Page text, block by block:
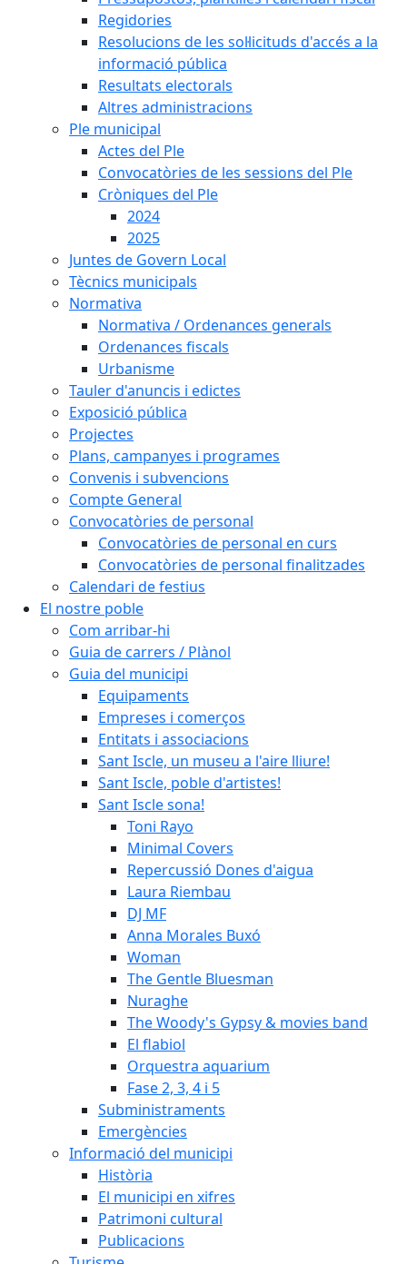
Regidories
Resolucions de les sol·licituds d'accés a la
informació pública
Resultats electorals
Altres administracions
Ple municipal
Actes del Ple
Convocatòries de les sessions del Ple
Cròniques del Ple
2024
2025
Juntes de Govern Local
Tècnics municipals
Normativa
Normativa / Ordenances generals
Ordenances fiscals
Urbanisme
Tauler d'anuncis i edictes
Exposició pública
Projectes
Plans, campanyes i programes
Convenis i subvencions
Compte General
Convocatòries de personal
Convocatòries de personal en curs
Convocatòries de personal finalitzades
Calendari de festius
El nostre poble
Com arribar-hi
Guia de carrers / Plànol
Guia del municipi
Equipaments
Empreses i comerços
Entitats i associacions
Sant Iscle, un museu a l'aire lliure!
Sant Iscle, poble d'artistes!
Sant Iscle sona!
Toni Rayo
Minimal Covers
Repercussió Dones d'aigua
Laura Riembau
DJ MF
Anna Morales Buxó
Woman
The Gentle Bluesman
Nuraghe
The Woody's Gypsy & movies band
El flabiol
Orquestra aquarium
Fase 2, 3, 4 i 5
Subministraments
Emergències
Informació del municipi
Història
El municipi en xifres
Patrimoni cultural
Publicacions